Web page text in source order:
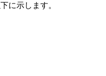
に示します。